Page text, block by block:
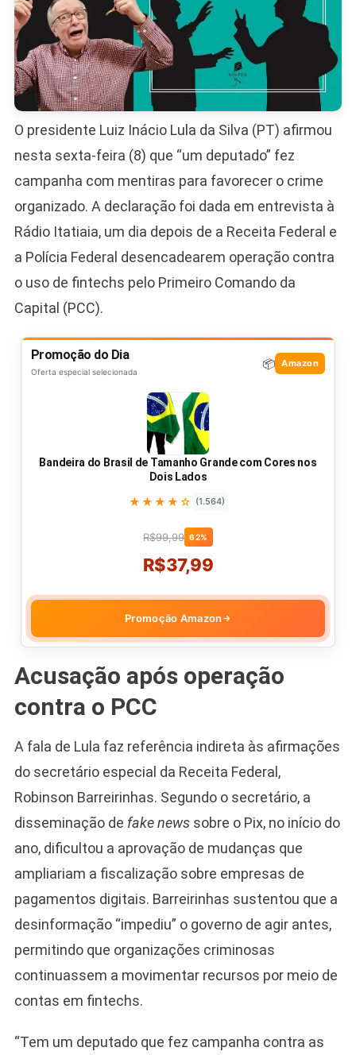
O presidente Luiz Inácio Lula da Silva (PT) afirmou
nesta sexta-feira (8) que “um deputado” fez
campanha com mentiras para favorecer o crime
organizado. A declaração foi dada em entrevista à
Rádio Itatiaia, um dia depois de a Receita Federal e
a Polícia Federal desencadearem operação contra
o uso de fintechs pelo Primeiro Comando da
Capital (PCC).
Promoção do Dia
Oferta especial selecionada
📦 Amazon
Bandeira do Brasil de Tamanho Grande com Cores nos
Dois Lados
★★★★☆ (1.564)
R$99,99 62%
R$37,99
Promoção Amazon →
Acusação após operação
contra o PCC
A fala de Lula faz referência indireta às afirmações
do secretário especial da Receita Federal,
Robinson Barreirinhas. Segundo o secretário, a
disseminação de fake newssobre o Pix, no início do
ano, dificultou a aprovação de mudanças que
ampliariam a fiscalização sobre empresas de
pagamentos digitais. Barreirinhas sustentou que a
desinformação “impediu” o governo de agir antes,
permitindo que organizações criminosas
continuassem a movimentar recursos por meio de
contas em fintechs.
“Tem um deputado que fez campanha contra as